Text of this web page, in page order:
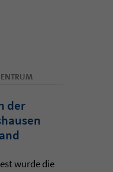
der
wurde die